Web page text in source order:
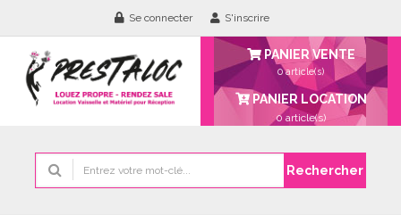
Se connecter S'inscrire
PANIER VENTE
0 article(s)
PANIER LOCATION
0 article(s)
Rechercher